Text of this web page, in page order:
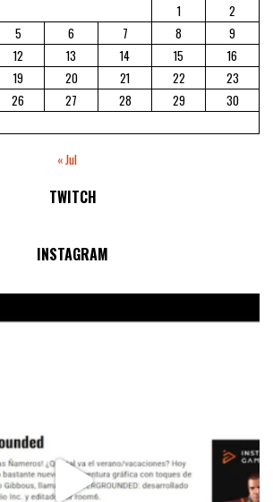
1
2
5 6 7 8
9
12 13 14 15
16
19 20 21 22
23
26 27 28 29
30
« Jul
TWITCH
No Streams Online!
INSTAGRAM